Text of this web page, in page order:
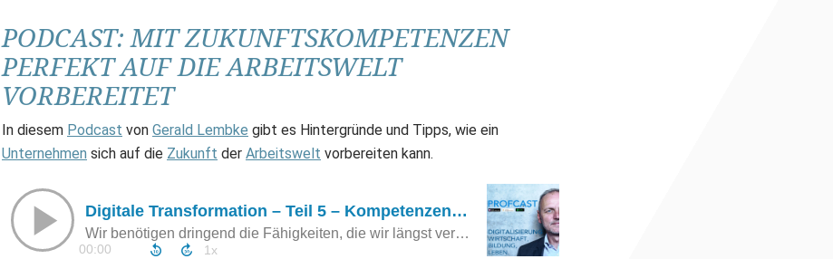
PODCAST: MIT ZUKUNFTSKOMPETENZEN
PERFEKT AUF DIE ARBEITSWELT
VORBEREITET
In diesem Podcast von Gerald Lembke gibt es Hintergründe und Tipps, wie ein
Unternehmen sich auf die Zukunft der Arbeitswelt vorbereiten kann.